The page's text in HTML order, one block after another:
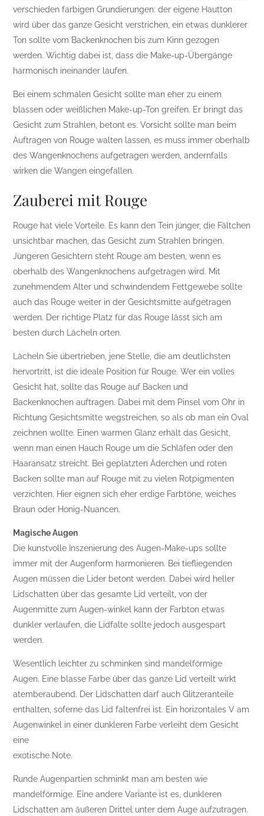
verschieden farbigen Grundierungen: der eigene Hautton
wird über das ganze Gesicht verstrichen, ein etwas dunklerer
Ton sollte vom Backenknochen bis zum Kinn gezogen
werden. Wichtig dabei ist, dass die Make-up-Übergänge
harmonisch ineinander laufen.
Bei einem schmalen Gesicht sollte man eher zu einem
blassen oder weißlichen Make-up-Ton greifen. Er bringt das
Gesicht zum Strahlen, betont es. Vorsicht sollte man beim
Auftragen von Rouge walten lassen, es muss immer oberhalb
des Wangenknochens aufgetragen werden, andernfalls
wirken die Wangen eingefallen.
Zauberei mit Rouge
Rouge hat viele Vorteile. Es kann den Tein jünger, die Fältchen
unsichtbar machen, das Gesicht zum Strahlen bringen.
Jüngeren Gesichtern steht Rouge am besten, wenn es
oberhalb des Wangenknochens aufgetragen wird. Mit
zunehmendem Alter und schwindendem Fettgewebe sollte
auch das Rouge weiter in der Gesichtsmitte aufgetragen
werden. Der richtige Platz für das Rouge lässt sich am
besten durch Lächeln orten.
Lächeln Sie übertrieben, jene Stelle, die am deutlichsten
hervortritt, ist die ideale Position für Rouge. Wer ein volles
Gesicht hat, sollte das Rouge auf Backen und
Backenknochen auftragen. Dabei mit dem Pinsel vom Ohr in
Richtung Gesichtsmitte wegstreichen, so als ob man ein Oval
zeichnen wollte. Einen warmen Glanz erhält das Gesicht,
wenn man einen Hauch Rouge um die Schläfen oder den
Haaransatz streicht. Bei geplatzten Äderchen und roten
Backen sollte man auf Rouge mit zu vielen Rotpigmenten
verzichten. Hier eignen sich eher erdige Farbtöne, weiches
Braun oder Honig-Nuancen.
Magische Augen
Die kunstvolle Inszenierung des Augen-Make-ups sollte
immer mit der Augenform harmonieren. Bei tiefliegenden
Augen müssen die Lider betont werden. Dabei wird heller
Lidschatten über das gesamte Lid verteilt, von der
Augenmitte zum Augen-winkel kann der Farbton etwas
dunkler verlaufen, die Lidfalte sollte jedoch ausgespart
werden.
Wesentlich leichter zu schminken sind mandelförmige
Augen. Eine blasse Farbe über das ganze Lid verteilt wirkt
atemberaubend. Der Lidschatten darf auch Glitzeranteile
enthalten, soferne das Lid faltenfrei ist. Ein horizontales V am
Augenwinkel in einer dunkleren Farbe verleiht dem Gesicht
eine
exotische Note.
Runde Augenpartien schminkt man am besten wie
mandelförmige. Eine andere Variante ist es, dunkleren
Lidschatten am äußeren Drittel unter dem Auge aufzutragen.